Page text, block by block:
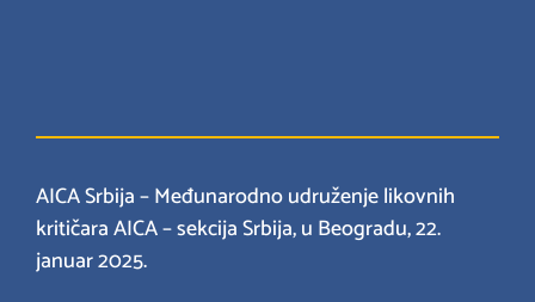
AICA Srbija – Međunarodno udruženje likovnih
kritičara AICA – sekcija Srbija, u Beogradu, 22.
januar 2025.